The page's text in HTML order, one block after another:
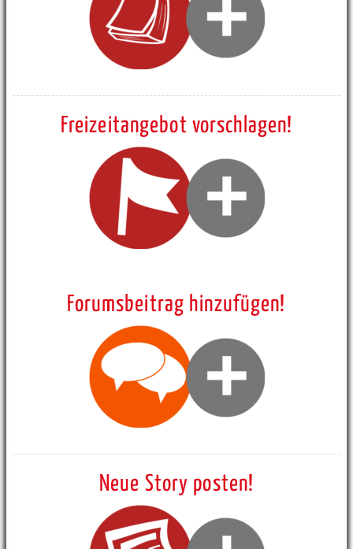
Freizeitangebot vorschlagen!
Forumsbeitrag hinzufügen!
Neue Story posten!